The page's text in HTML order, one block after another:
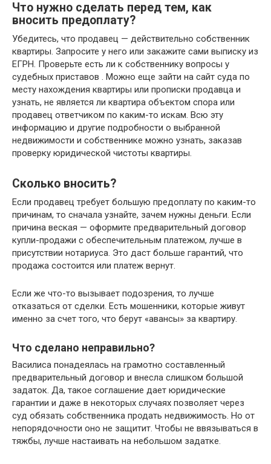
Что нужно сделать перед тем, как
вносить предоплату?
Убедитесь, что продавец — действительно собственник
квартиры. Запросите у него или закажите сами выписку из
ЕГРН. Проверьте есть ли к собственнику вопросы у
судебных приставов . Можно еще зайти на сайт суда по
месту нахождения квартиры или прописки продавца и
узнать, не является ли квартира объектом спора или
продавец ответчиком по каким-то искам. Всю эту
информацию и другие подробности о выбранной
недвижимости и собственнике можно узнать, заказав
проверку юридической чистоты квартиры.
Сколько вносить?
Если продавец требует большую предоплату по каким-то
причинам, то сначала узнайте, зачем нужны деньги. Если
причина веская — оформите предварительный договор
купли-продажи с обеспечительным платежом, лучше в
присутствии нотариуса. Это даст больше гарантий, что
продажа состоится или платеж вернут.
Если же что-то вызывает подозрения, то лучше
отказаться от сделки. Есть мошенники, которые живут
именно за счет того, что берут «авансы» за квартиру.
Что сделано неправильно?
Василиса понадеялась на грамотно составленный
предварительный договор и внесла слишком большой
задаток. Да, такое соглашение дает юридические
гарантии и даже в некоторых случаях позволяет через
суд обязать собственника продать недвижимость. Но от
непорядочности оно не защитит. Чтобы не ввязываться в
тяжбы, лучше настаивать на небольшом задатке.